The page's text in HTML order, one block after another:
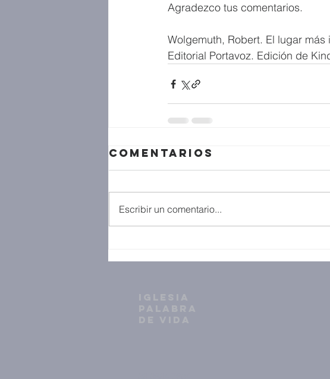
Agradezco tus comentarios.
Wolgemuth, Robert. El lugar
Editorial Portavoz. Edición de
Comentarios
Escribir un comentario...